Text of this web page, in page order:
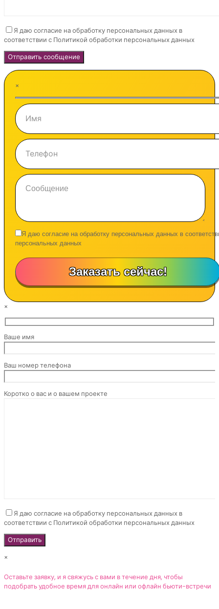
Я даю согласие на обработку персональных данных в
соответствии с Политикой обработки персональных данных
×
Я даю согласие на обработку персональных данных в
персональных данных
×
Ваше имя
Ваш номер телефона
Коротко о вас и о вашем проекте
Я даю согласие на обработку персональных данных в
соответствии с Политикой обработки персональных данных
×
Оставьте заявку, и я свяжусь с вами в течение дня, чтобы
подобрать удобное время для онлайн или офлайн бьюти-встречи